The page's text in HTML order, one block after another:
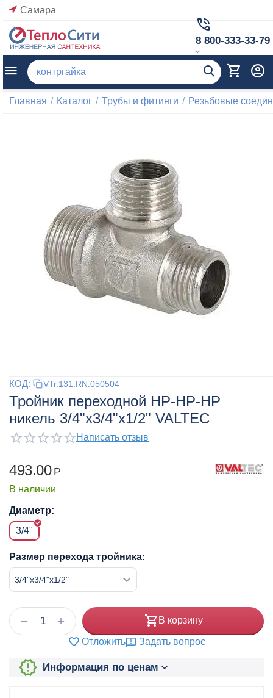
Самара
8 800-333-33-79
Главная / Каталог / Трубы и фитинги / Резьбовые
КОД: VTr.131.RN.050504
Тройник переходной НР-НР-НР
никель 3/4"x3/4"x1/2" VALTEC
Написать отзыв
493.00 Р
В наличии
Диаметр:
3/4"
Размер перехода тройника:
+
− В корзину
Отложить Задать вопрос
Информация по ценам